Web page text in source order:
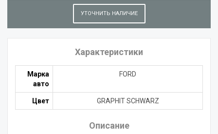
УТОЧНИТЬ НАЛИЧИЕ
Характеристики
Марка
авто
FORD
Цвет GRAPHIT SCHWARZ
Описание